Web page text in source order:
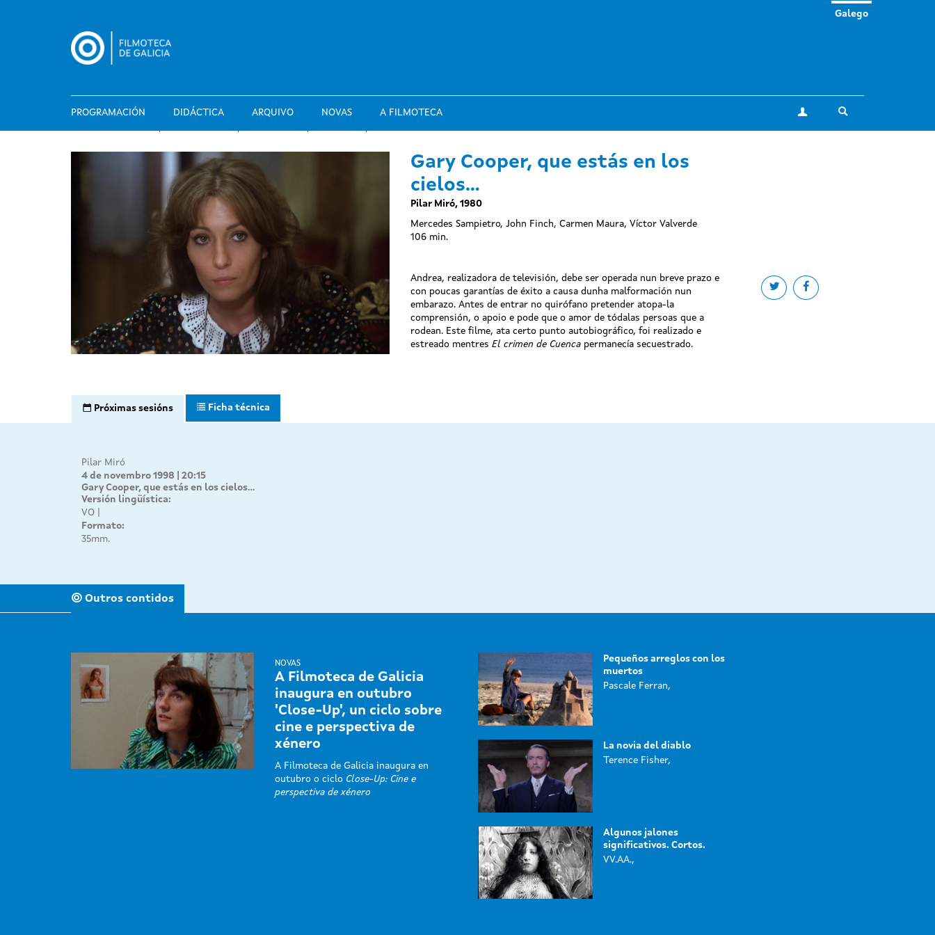
PROGRAMACIÓN DIDÁCTICA ARQUIVO NOVAS A FILMOTECA A miña conta
Galego
Gary Cooper, que estás en los
cielos...
Pilar Miró, 1980
Mercedes Sampietro, John Finch, Carmen Maura, Víctor Valverde
106 min.
Share on twitter
Share on facebook
Andrea, realizadora de televisión, debe ser operada nun breve prazo e
con poucas garantías de éxito a causa dunha malformación nun
embarazo. Antes de entrar no quirófano pretender atopa-la
comprensión, o apoio e pode que o amor de tódalas persoas que a
rodean. Este filme, ata certo punto autobiográfico, foi realizado e
estreado mentres El crimen de Cuencapermanecía secuestrado.
Próximas sesións Ficha técnica
Pilar Miró
4 de novembro 1998 | 20:15
Gary Cooper, que estás en los cielos...
Versión lingüística:
VO
Formato:
35mm.
Outros contidos
NOVAS
A Filmoteca de Galicia
inaugura en outubro
'Close-Up', un ciclo sobre
cine e perspectiva de
xénero
A Filmoteca de Galicia inaugura en
outubro o ciclo Close-Up: Cine e
perspectiva de xénero
Pequeños arreglos con los
muertos
Pascale Ferran,
La novia del diablo
Terence Fisher,
Algunos jalones
significativos. Cortos.
VV.AA.,